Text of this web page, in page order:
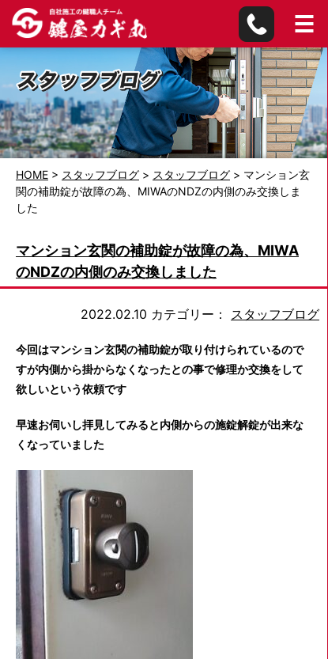
HOME > スタッフブログ > スタッフブログ > マンション玄
関の補助錠が故障の為、MIWAのNDZの内側のみ交換しま
した
マンション玄関の補助錠が故障の為、MIWA
のNDZの内側のみ交換しました
2022.02.10 カテゴリー： スタッフブログ
今回はマンション玄関の補助錠が取り付けられているので
すが内側から掛からなくなったとの事で修理か交換をして
欲しいという依頼です
早速お伺いし拝見してみると内側からの施錠解錠が出来な
くなっていました